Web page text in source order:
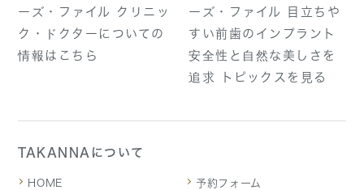
TAKANNAについて
HOME
予約フォーム